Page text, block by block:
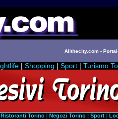
Allthecity.com -
| Shopping | Sport | Turismo
Ristoranti Torino | Negozi Torino | Sport |